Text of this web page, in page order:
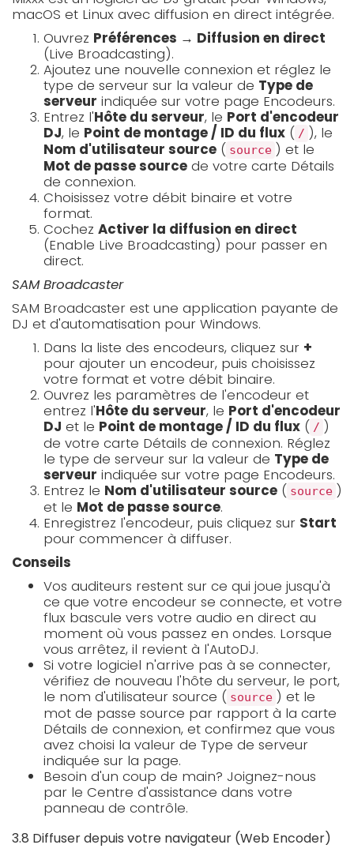
macOS et Linux avec diffusion en direct intégrée.
Ouvrez Préférences → Diffusion en direct
(Live Broadcasting).
Ajoutez une nouvelle connexion et réglez le
type de serveur sur la valeur de Type de
serveur indiquée sur votre page Encodeurs.
Entrez l'Hôte du serveur, le Port d'encodeur
DJ, le Point de montage / ID du flux ( / ), le
Nom d'utilisateur source ( source ) et le
Mot de passe source de votre carte Détails
de connexion.
Choisissez votre débit binaire et votre
format.
Cochez Activer la diffusion en direct
(Enable Live Broadcasting) pour passer en
direct.
SAM Broadcaster
SAM Broadcaster est une application payante de
DJ et d'automatisation pour Windows.
Dans la liste des encodeurs, cliquez sur +
pour ajouter un encodeur, puis choisissez
votre format et votre débit binaire.
Ouvrez les paramètres de l'encodeur et
entrez l'Hôte du serveur, le Port d'encodeur
DJ et le Point de montage / ID du flux ( / )
de votre carte Détails de connexion. Réglez
le type de serveur sur la valeur de Type de
serveur indiquée sur votre page Encodeurs.
Entrez le Nom d'utilisateur source ( source )
et le Mot de passe source.
Enregistrez l'encodeur, puis cliquez sur Start
pour commencer à diffuser.
Conseils
Vos auditeurs restent sur ce qui joue jusqu'à
ce que votre encodeur se connecte, et votre
flux bascule vers votre audio en direct au
moment où vous passez en ondes. Lorsque
vous arrêtez, il revient à l'AutoDJ.
Si votre logiciel n'arrive pas à se connecter,
vérifiez de nouveau l'hôte du serveur, le port,
le nom d'utilisateur source ( source ) et le
mot de passe source par rapport à la carte
Détails de connexion, et confirmez que vous
avez choisi la valeur de Type de serveur
indiquée sur la page.
Besoin d'un coup de main? Joignez-nous
par le Centre d'assistance dans votre
panneau de contrôle.
3.8 Diffuser depuis votre navigateur (Web Encoder)